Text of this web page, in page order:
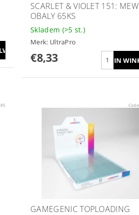
SCARLET & VIOLET 151: MEW
OBALY 65KS
Skladem (>5 st.)
Merk: UltraPro
€8,33
85 Code:
GAMEGENIC TOPLOADING